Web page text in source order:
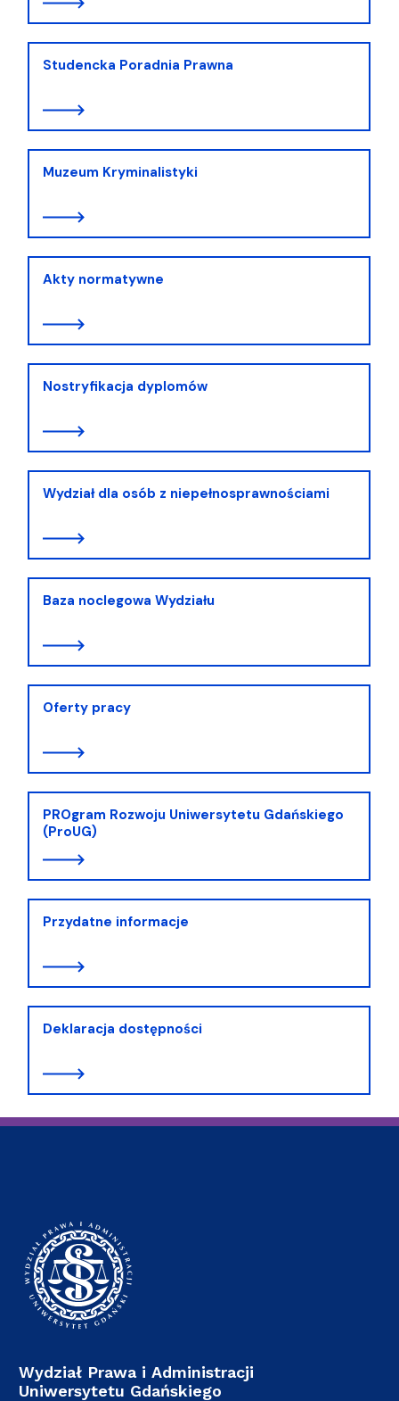
Studencka Poradnia Prawna
Muzeum Kryminalistyki
Akty normatywne
Nostryfikacja dyplomów
Wydział dla osób z niepełnosprawnościami
Baza noclegowa Wydziału
Oferty pracy
PROgram Rozwoju Uniwersytetu Gdańskiego
(ProUG)
Przydatne informacje
Deklaracja dostępności
Wydział Prawa i Administracji
Uniwersytetu Gdańskiego